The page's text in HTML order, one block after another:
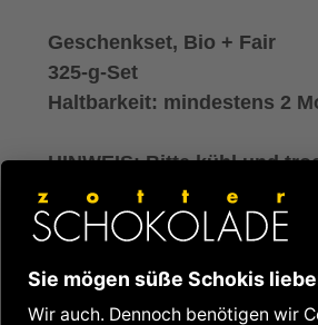
Geschenkset, Bio + Fair
325-g-Set
Haltbarkeit: mindestens 2
HINWEIS: Bitte kühl und
Den passenden
Maße der Verpackung:B: